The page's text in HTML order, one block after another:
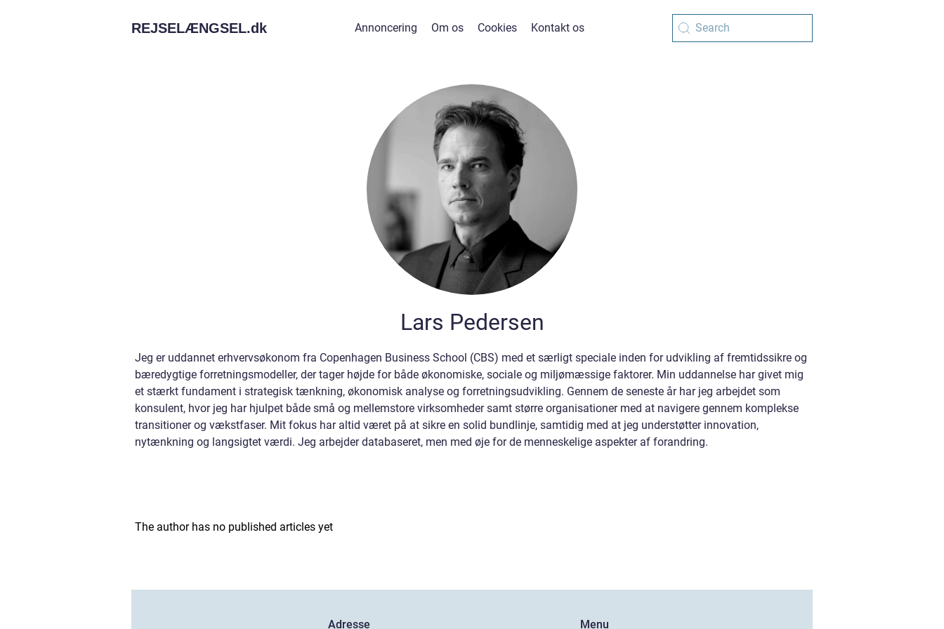
REJSELÆNGSEL.dk Annoncering Om os Cookies Kontakt os
Lars Pedersen
Jeg er uddannet erhvervsøkonom fra Copenhagen Business School (CBS) med et særligt speciale inden for udvikling af fremtidssikre og
bæredygtige forretningsmodeller, der tager højde for både økonomiske, sociale og miljømæssige faktorer. Min uddannelse har givet mig
et stærkt fundament i strategisk tænkning, økonomisk analyse og forretningsudvikling. Gennem de seneste år har jeg arbejdet som
konsulent, hvor jeg har hjulpet både små og mellemstore virksomheder samt større organisationer med at navigere gennem komplekse
transitioner og vækstfaser. Mit fokus har altid været på at sikre en solid bundlinje, samtidig med at jeg understøtter innovation,
nytænkning og langsigtet værdi. Jeg arbejder databaseret, men med øje for de menneskelige aspekter af forandring.
The author has no published articles yet
Adresse Menu